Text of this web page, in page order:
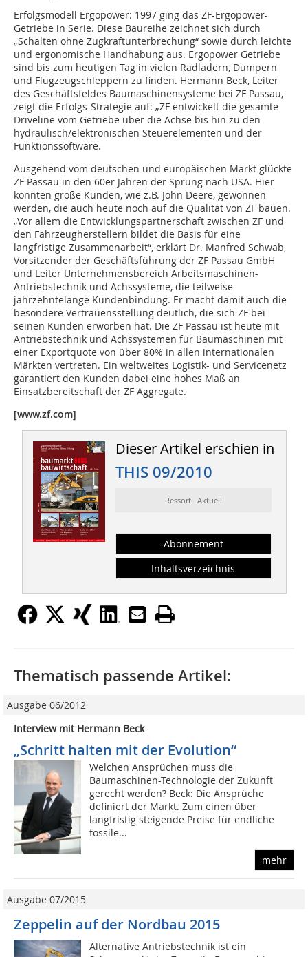
Erfolgsmodell Ergopower: 1997 ging das ZF-Ergopower-
Getriebe in Serie. Diese Baureihe zeichnet sich durch
„Schalten ohne Zugkraftunterbrechung“ sowie durch leichte
und ergonomische Handhabung aus. Ergopower Getriebe
sind bis zum heutigen Tag in vielen Radladern, Dumpern
und Flugzeugschleppern zu finden. Hermann Beck, Leiter
des Geschäftsfeldes Baumaschinensysteme bei ZF Passau,
zeigt die Erfolgs-Strategie auf: „ZF entwickelt die gesamte
Driveline vom Getriebe über die Achse bis hin zu den
hydraulisch/elektronischen Steuerelementen und der
Funktionssoftware.
Ausgehend vom deutschen und europäischen Markt glückte
ZF Passau in den 60er Jahren der Sprung nach USA. Hier
konnten große Kunden, wie z.B. John Deere, gewonnen
werden, die auch heute noch auf die Qualität von ZF bauen.
„Vor allem die Entwicklungspartnerschaft zwischen ZF und
den Fahrzeugherstellern bildet die Basis für eine
langfristige Zusammenarbeit“, erklärt Dr. Manfred Schwab,
Vorsitzender der Geschäftsführung der ZF Passau GmbH
und Leiter Unternehmensbereich Arbeitsmaschinen-
Antriebstechnik und Achssysteme, die teilweise
jahrzehntelange Kundenbindung. Er macht damit auch die
besondere Vertrauensstellung deutlich, die sich ZF bei
seinen Kunden erworben hat. Die ZF Passau ist heute mit
Antriebstechnik und Achssystemen für Baumaschinen mit
einer Exportquote von über 80% in allen internationalen
Märkten vertreten. Ein weltweites Logistik- und Servicenetz
garantiert den Kunden dabei eine hohes Maß an
Einsatzbereitschaft der ZF Aggregate.
[www.zf.com]
Dieser Artikel erschien in
THIS 09/2010
Ressort: Aktuell
Abonnement
Inhaltsverzeichnis
Thematisch passende Artikel:
Ausgabe 06/2012
Interview mit Hermann Beck
„Schritt halten mit der Evolution“
Welchen Ansprüchen muss die
Baumaschinen-Technologie der Zukunft
gerecht werden? Beck: Die Ansprüche
definiert der Markt. Zum einen über
langfristig steigende Preise für endliche
fossile...
mehr
Ausgabe 07/2015
Zeppelin auf der Nordbau 2015
Alternative Antriebstechnik ist ein